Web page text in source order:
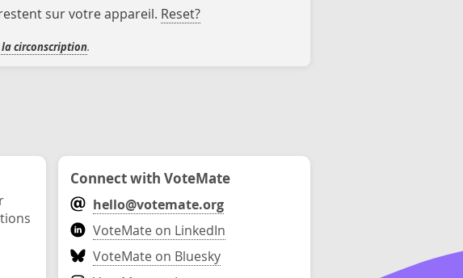
sur votre appareil. Reset?
la circonscription.
Connect with VoteMate
hello@votemate.org
VoteMate on LinkedIn
VoteMate on Bluesky